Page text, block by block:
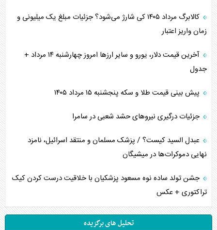
کالابرگ مرداد ۱۴۰۵ کی شارژ می‌شود؟ جزئیات مبلغ یک میلیونی و
زمان واریز اعتبار
آخرین قیمت دلار، یورو و سایر ارز‌ها امروز چهارشنبه ۱۴ مرداد +
جدول
پیش بینی قیمت طلا و سکه پنجشنبه ۱۵ مرداد ۱۴۰۵
جزئیات درگیری نیرو‌های حشد شعبی در سامرا
عبدل السید کیست؟ / پزشک مسلمان و منتقد اسرائیل، نامزد
نهایی دموکرات‌ها در میشیگان
جشن تولد ساده نوه مسعود پزشکیان با خلاقیت درست کردن کیک
تراکتوری + عکس
تحلیل های برگزیده